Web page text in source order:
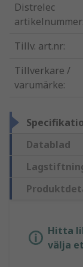
Distrelec
artikelnummer
Tillv. art.nr:
Tillverkare /
varumärke:
Datablad
Hitta
välja